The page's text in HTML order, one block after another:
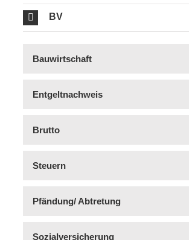
BV
Bauwirtschaft
Entgeltnachweis
Brutto
Steuern
Pfändung/ Abtretung
Sozialversicherung